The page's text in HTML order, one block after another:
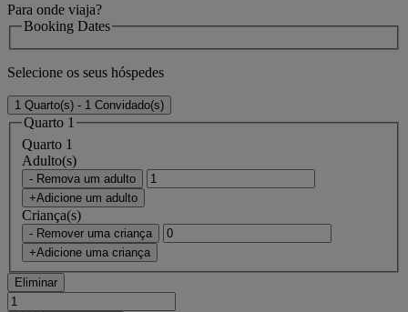
Para onde viaja?
Booking Dates
Selecione os seus hóspedes
1 Quarto(s) - 1 Convidado(s)
Quarto 1
Quarto 1
Adulto(s)
- Remova um adulto
+Adicione um adulto
Criança(s)
- Remover uma criança
+Adicione uma criança
Eliminar